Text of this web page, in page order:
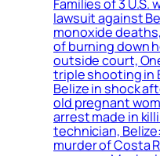
Families of 3 U.S.
lawsuit against
monoxide
of burning down
outside court,
triple shooting in
Belize in shock
old pregnant
arrest made in
technician,
murder of Costa